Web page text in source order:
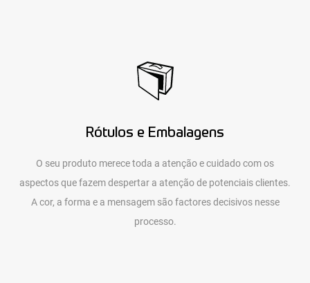
Rótulos e Embalagens
O seu produto merece toda a atenção e cuidado com os
aspectos que fazem despertar a atenção de potenciais clientes.
A cor, a forma e a mensagem são factores decisivos nesse
processo.